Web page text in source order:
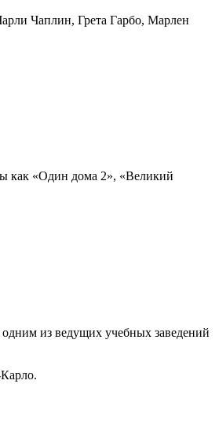
Чаплин, Грета Гарбо, Марлен
как «Один дома 2», «Великий
из ведущих учебных заведений